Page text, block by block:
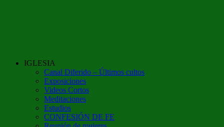
IGLESIA
Canal Diferido – Últimos cultos
Exposiciones
Videos Cortos
Meditaciones
Estudios
CONFESIÓN DE FE